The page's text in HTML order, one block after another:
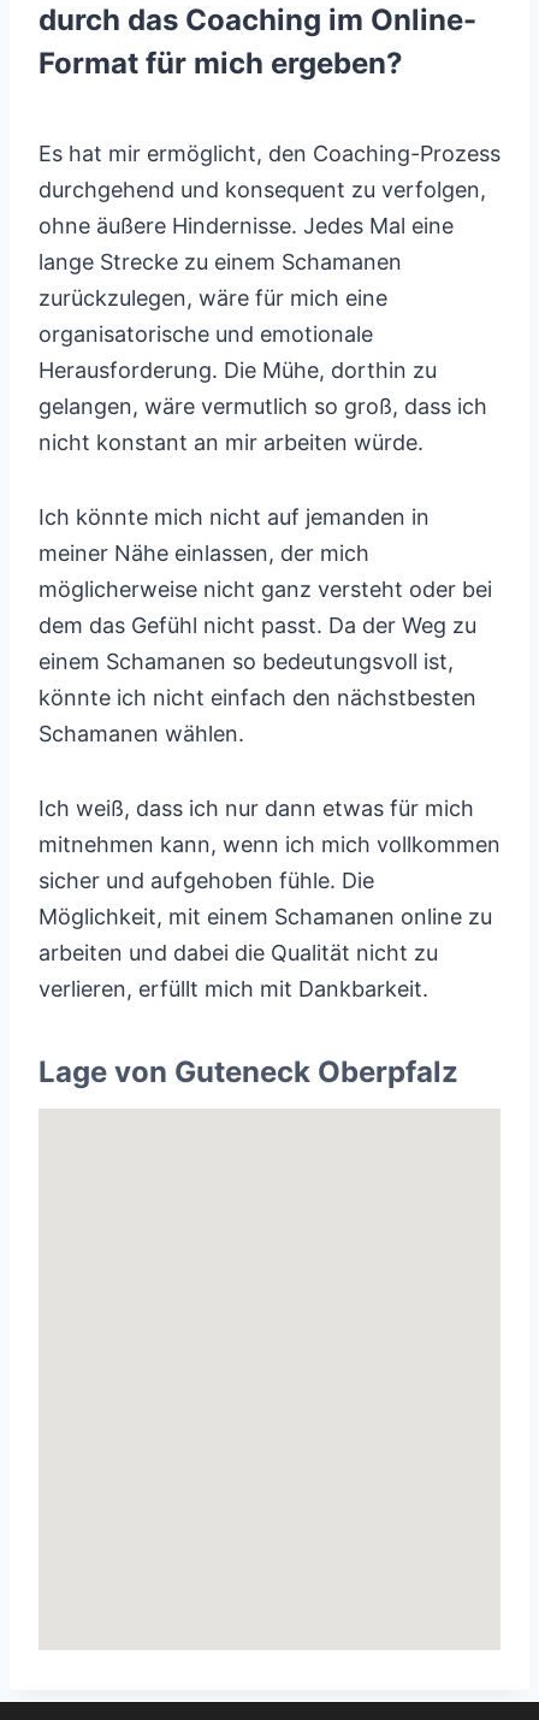
durch das Coaching im Online-
Format für mich ergeben?
Es hat mir ermöglicht, den Coaching-Prozess
durchgehend und konsequent zu verfolgen,
ohne äußere Hindernisse. Jedes Mal eine
lange Strecke zu einem Schamanen
zurückzulegen, wäre für mich eine
organisatorische und emotionale
Herausforderung. Die Mühe, dorthin zu
gelangen, wäre vermutlich so groß, dass ich
nicht konstant an mir arbeiten würde.
Ich könnte mich nicht auf jemanden in
meiner Nähe einlassen, der mich
möglicherweise nicht ganz versteht oder bei
dem das Gefühl nicht passt. Da der Weg zu
einem Schamanen so bedeutungsvoll ist,
könnte ich nicht einfach den nächstbesten
Schamanen wählen.
Ich weiß, dass ich nur dann etwas für mich
mitnehmen kann, wenn ich mich vollkommen
sicher und aufgehoben fühle. Die
Möglichkeit, mit einem Schamanen online zu
arbeiten und dabei die Qualität nicht zu
verlieren, erfüllt mich mit Dankbarkeit.
Lage von Guteneck Oberpfalz